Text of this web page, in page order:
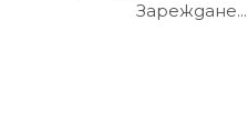
Зареждане...